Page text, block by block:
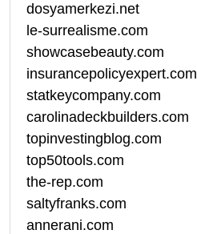
dosyamerkezi.net
le-surrealisme.com
showcasebeauty.com
insurancepolicyexpert.com
statkeycompany.com
carolinadeckbuilders.com
topinvestingblog.com
top50tools.com
the-rep.com
saltyfranks.com
annerani.com